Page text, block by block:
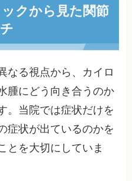
クから見た関節
なる視点から、カイロ
腫にどう向き合うのか
。当院では症状だけを
症状が出ているのかを
とを大切にしていま